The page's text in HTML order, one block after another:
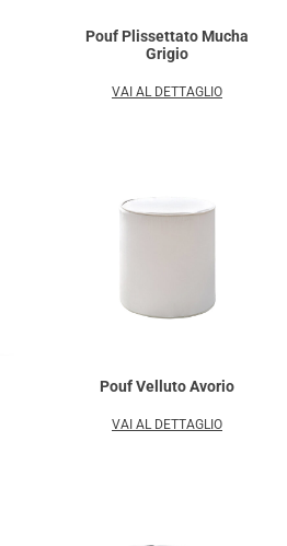
Pouf Plissettato Mucha
Grigio
VAI AL DETTAGLIO
Pouf Velluto Avorio
VAI AL DETTAGLIO